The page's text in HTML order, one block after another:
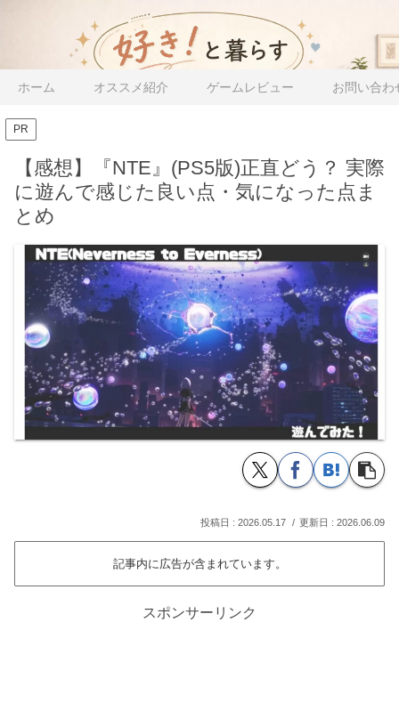
ホーム オススメ紹介 ゲームレビュー お問い合わ
PR
【感想】『NTE』(PS5版)正直どう？ 実際
に遊んで感じた良い点・気になった点ま
とめ
2026.05.17 2026.06.09
記事内に広告が含まれています。
スポンサーリンク